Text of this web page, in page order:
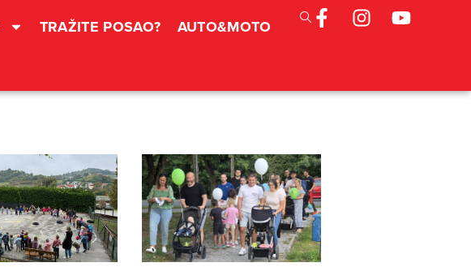
TRAŽITE POSAO?
AUTO&MOTO